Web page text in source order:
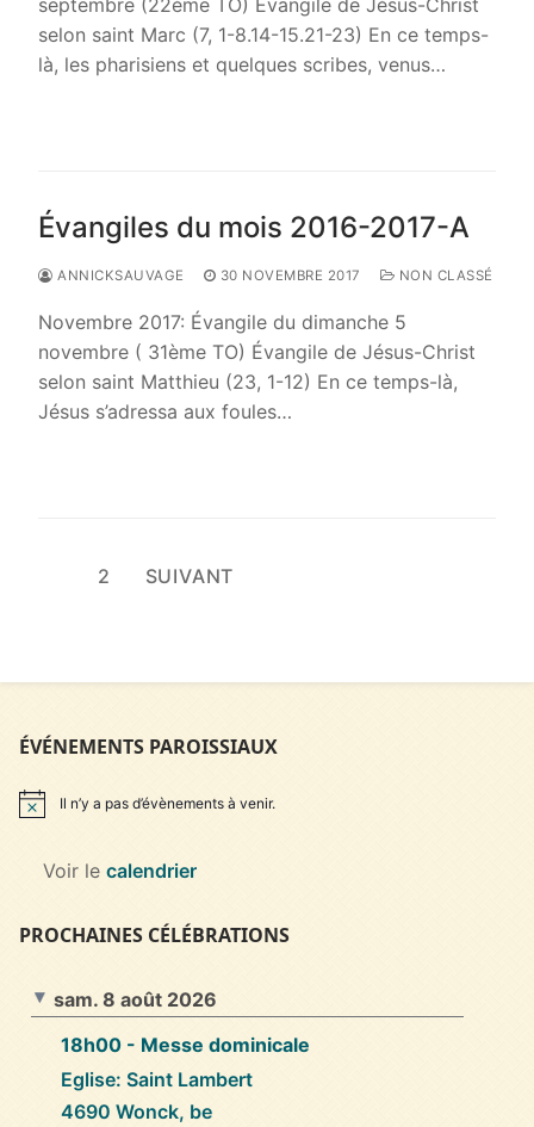
selon saint Marc (7, 1-8.14-15.21-23) En ce temps-
là, les pharisiens et quelques scribes, venus…
Évangiles du mois 2016-2017-A
ANNICKSAUVAGE 30 NOVEMBRE 2017 NON CLASSÉ
Novembre 2017: Évangile du dimanche 5
novembre ( 31ème TO) Évangile de Jésus-Christ
selon saint Matthieu (23, 1-12) En ce temps-là,
Jésus s’adressa aux foules…
Pagination
2 SUIVANT
ÉVÉNEMENTS PAROISSIAUX
NoticeIl n’y a pas d’évènements à venir.
Voir le calendrier
PROCHAINES CÉLÉBRATIONS
sam. 8 août 2026
18h00 - Messe dominicale
Eglise: Saint Lambert
4690 Wonck, be